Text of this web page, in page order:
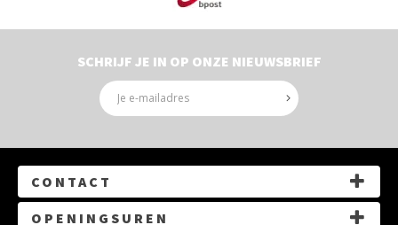
SCHRIJF JE IN OP ONZE NIEUWSBRIEF
CONTACT
G.Gezellelaan 14, 3550 Heusden-Zolder
OPENINGSUREN